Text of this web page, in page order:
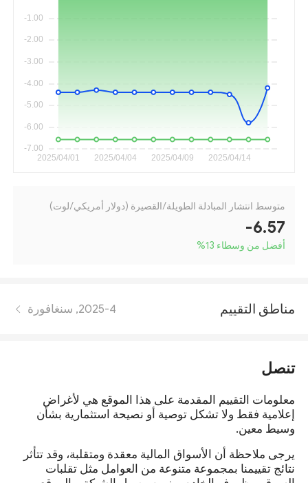
متوسط انتشار المبادلة الطويلة/القصيرة (دولار أمريكي/لوت)
-6.57
أفضل من وسطاء 13 %
مناطق التقييم 2025-4, سنغافورة
تنصل
معلومات التقييم المقدمة على هذا الموقع هي لأغراض
إعلامية فقط ولا تشكل توصية أو نصيحة استثمارية بشأن
وسيط معين.
يرجى ملاحظة أن الأسواق المالية معقدة ومتقلبة، وقد تتأثر
نتائج تقييمنا بمجموعة متنوعة من العوامل مثل تقلبات